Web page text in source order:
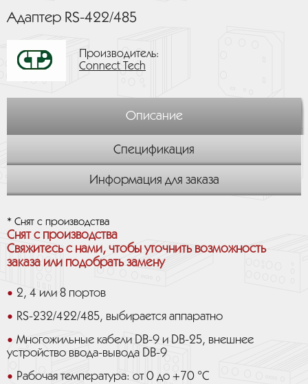
Адаптер RS-422/485
Производитель:
Connect Tech
Описание
Спецификация
Информация для заказа
* Снят с производства
Снят с производства
Свяжитесь с нами, чтобы уточнить возможность
заказа или подобрать замену
2, 4 или 8 портов
RS-232/422/485, выбирается аппаратно
Многожильные кабели DB-9 и DB-25, внешнее
устройство ввода-вывода DB-9
Рабочая температура: от 0 до +70 °C